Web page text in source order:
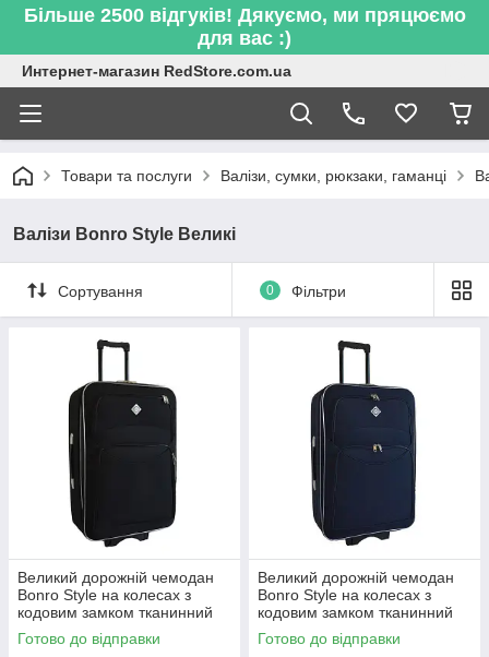
Більше 2500 відгуків! Дякуємо, ми пряцюємо
для вас :)
Интернет-магазин RedStore.com.ua
Товари та послуги Валізи, сумки, рюкзаки, гаманці
Валізи Bonro Style Великі
Сортування 0 Фільтри
Великий дорожній чемодан
Bonro Style на колесах з
кодовим замком тканинний
Чорний (текстильний)
R_0538
Готово до відправки
Великий дорожній чемодан
Bonro Style на колесах з
кодовим замком тканинний
Синій (текстильний) R_0538
Готово до відправки